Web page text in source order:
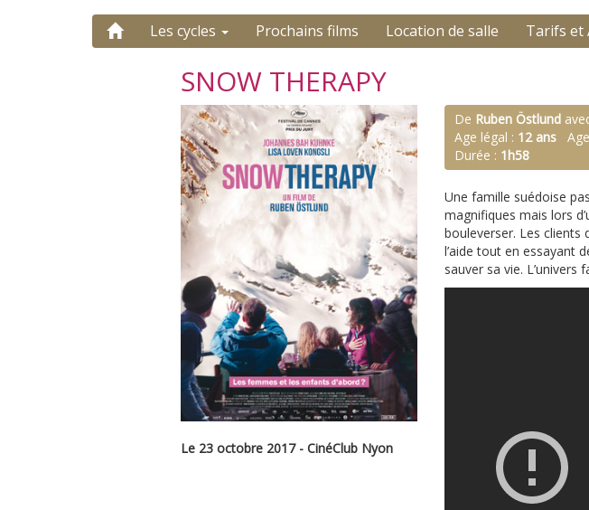
Les cycles Prochains films Location de salle Tarifs et
SNOW THERAPY
Le 23 octobre 2017 - CinéClub Nyon
De Ruben Östlund
Age légal : 12 ans
Durée : 1h58
Une famille suédoise
magnifiques mais lors
bouleverser. Les clients
l’aide tout en essayant
sauver sa vie. L’univers